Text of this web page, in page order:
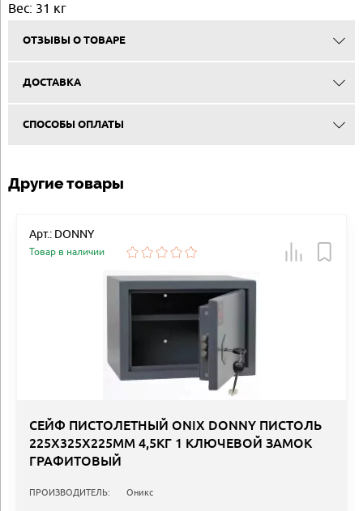
Вес: 31 кг
ОТЗЫВЫ О ТОВАРЕ
ДОСТАВКА
СПОСОБЫ ОПЛАТЫ
Другие товары
Арт.: DONNY
Товар в наличии
СЕЙФ ПИСТОЛЕТНЫЙ ONIX DONNY ПИСТОЛЬ
225Х325Х225ММ 4,5КГ 1 КЛЮЧЕВОЙ ЗАМОК
ГРАФИТОВЫЙ
ПРОИЗВОДИТЕЛЬ: Оникс